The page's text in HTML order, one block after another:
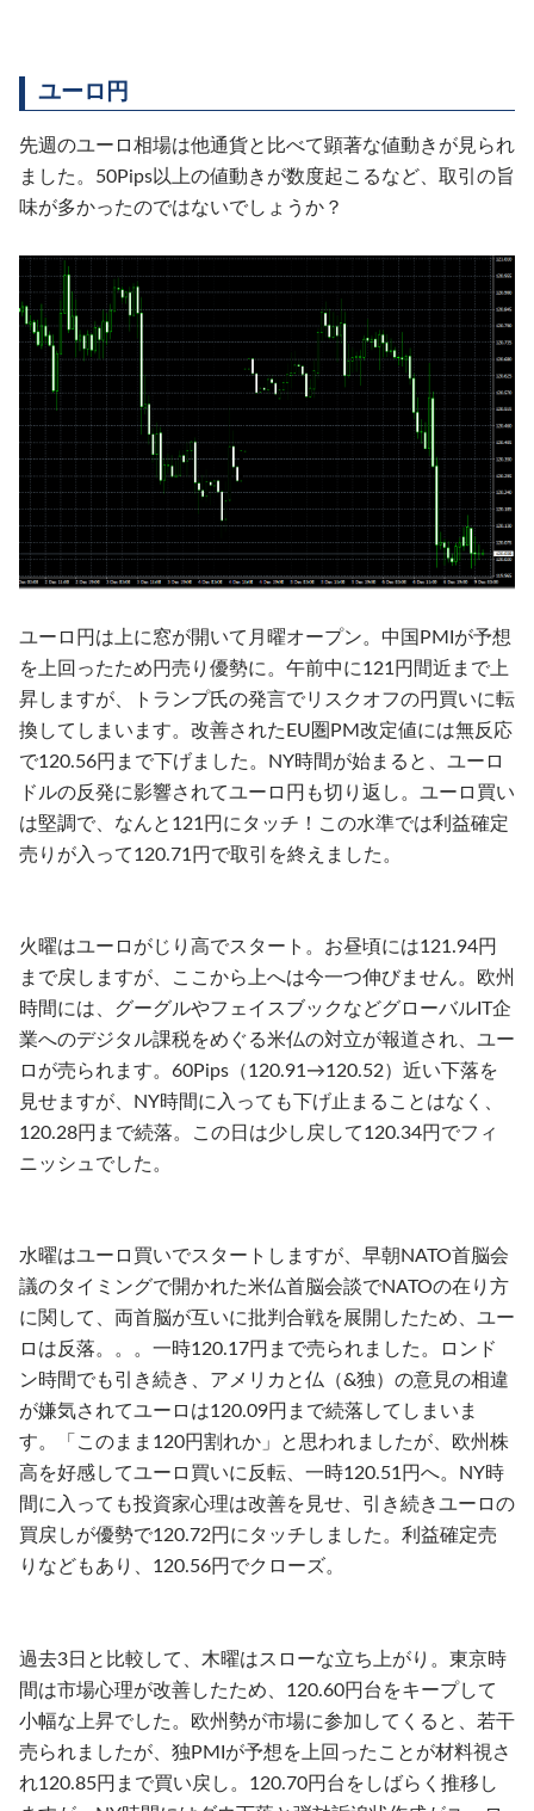
ユーロ円
先週のユーロ相場は他通貨と比べて顕著な値動きが見られ
ました。50Pips以上の値動きが数度起こるなど、取引の旨
味が多かったのではないでしょうか？
ユーロ円は上に窓が開いて月曜オープン。中国PMIが予想
を上回ったため円売り優勢に。午前中に121円間近まで上
昇しますが、トランプ氏の発言でリスクオフの円買いに転
換してしまいます。改善されたEU圏PM改定値には無反応
で120.56円まで下げました。NY時間が始まると、ユーロ
ドルの反発に影響されてユーロ円も切り返し。ユーロ買い
は堅調で、なんと121円にタッチ！この水準では利益確定
売りが入って120.71円で取引を終えました。
火曜はユーロがじり高でスタート。お昼頃には121.94円
まで戻しますが、ここから上へは今一つ伸びません。欧州
時間には、グーグルやフェイスブックなどグローバルIT企
業へのデジタル課税をめぐる米仏の対立が報道され、ユー
ロが売られます。60Pips（120.91→120.52）近い下落を
見せますが、NY時間に入っても下げ止まることはなく、
120.28円まで続落。この日は少し戻して120.34円でフィ
ニッシュでした。
水曜はユーロ買いでスタートしますが、早朝NATO首脳会
議のタイミングで開かれた米仏首脳会談でNATOの在り方
に関して、両首脳が互いに批判合戦を展開したため、ユー
ロは反落。。。一時120.17円まで売られました。ロンド
ン時間でも引き続き、アメリカと仏（&独）の意見の相違
が嫌気されてユーロは120.09円まで続落してしまいま
す。「このまま120円割れか」と思われましたが、欧州株
高を好感してユーロ買いに反転、一時120.51円へ。NY時
間に入っても投資家心理は改善を見せ、引き続きユーロの
買戻しが優勢で120.72円にタッチしました。利益確定売
りなどもあり、120.56円でクローズ。
過去3日と比較して、木曜はスローな立ち上がり。東京時
間は市場心理が改善したため、120.60円台をキープして
小幅な上昇でした。欧州勢が市場に参加してくると、若干
売られましたが、独PMIが予想を上回ったことが材料視さ
れ120.85円まで買い戻し。120.70円台をしばらく推移し